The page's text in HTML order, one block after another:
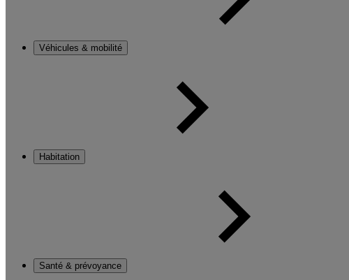
Véhicules & mobilité
Habitation
Santé & prévoyance